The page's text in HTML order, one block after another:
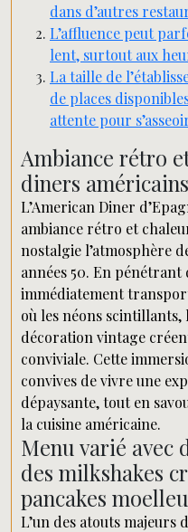
dans d’autres
L’affluence peut
lent, surtout aux
La taille de
de places
attente pour
Ambiance rétro
diners
L’American Diner
ambiance rétro et
nostalgie l’atmosphère
années 50. En pénétrant
immédiatement
où les néons
décoration vintage
conviviale. Cette
convives de vivre une
dépaysante, tout en
la cuisine américaine.
Menu varié avec
des milkshakes
pancakes
L’un des atouts majeurs